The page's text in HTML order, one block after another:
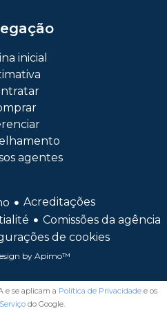
inicial
agentes
Acreditações
Comissões da agência
de cookies
by Apimo™
e se aplicam a Política de Privacidade e os
do Google.